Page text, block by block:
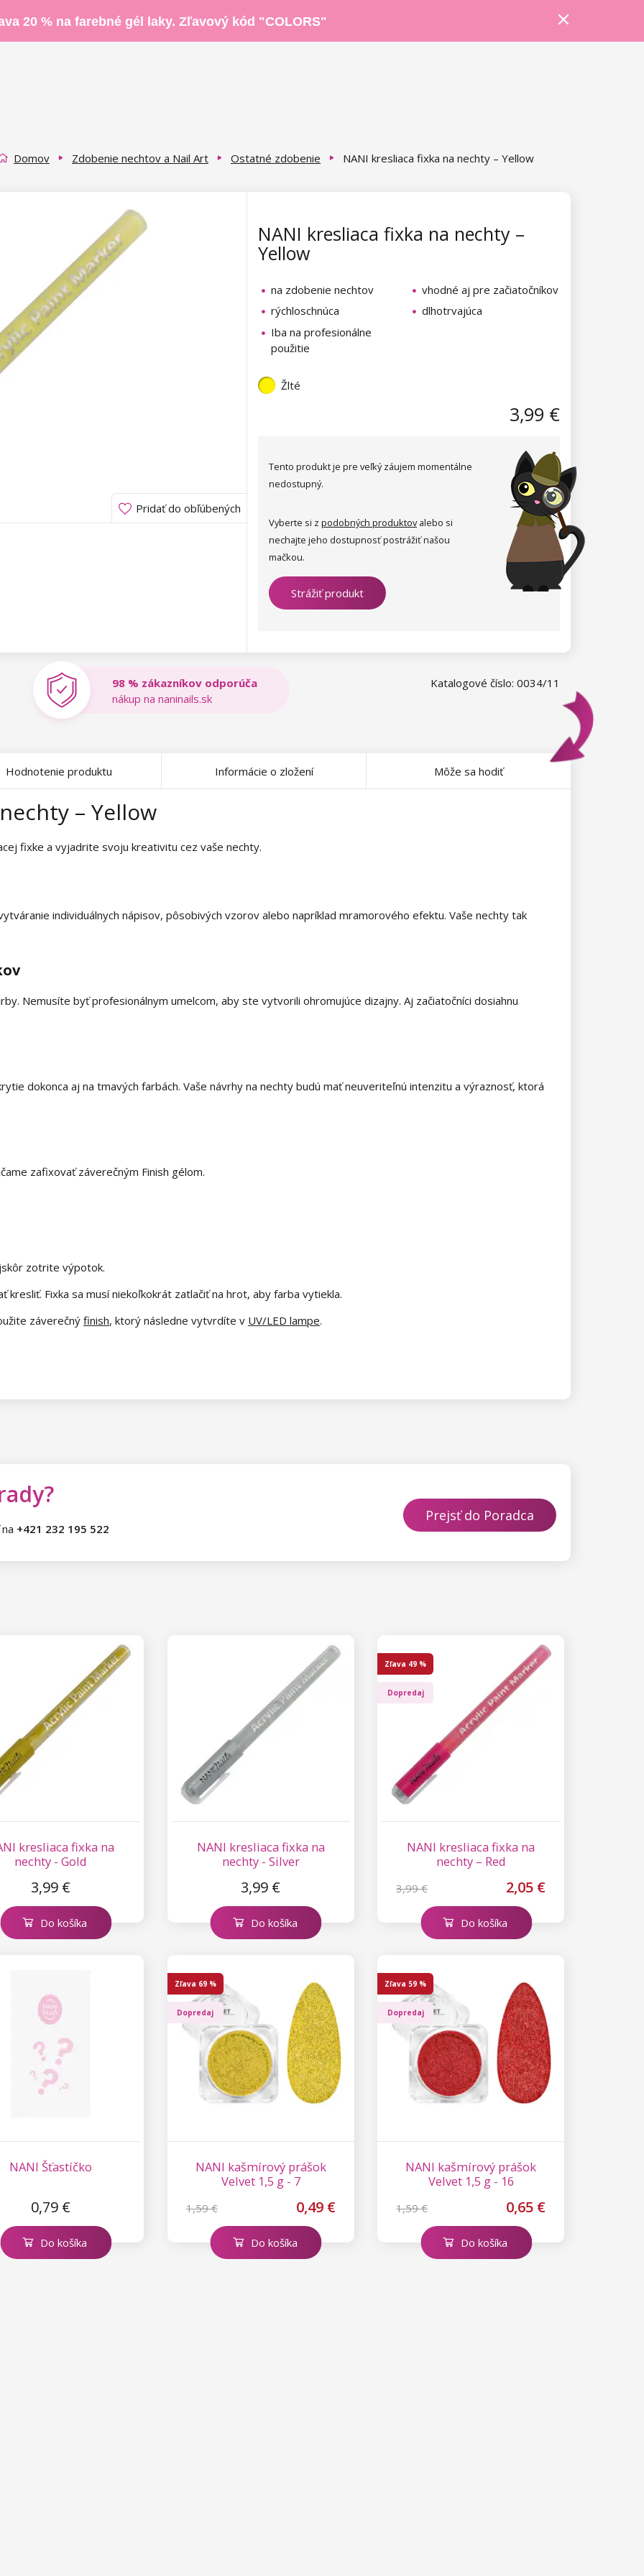
20 % na farebné gél laky. Zľavový kód "COLORS"
Domov Zdobenie nechtov a Nail Art Ostatné zdobenie NANI kresliaca fixka na nechty – Yellow
Pridať do obľúbených
NANI kresliaca fixka na nechty –
Yellow
na zdobenie nechtov
vhodné aj pre začiatočníkov
rýchloschnúca
dlhotrvajúca
Iba na profesionálne
použitie
Žlté
3,99 €
Tento produkt je pre veľký záujem momentálne
nedostupný.
Vyberte si z podobných produktovalebo si
nechajte jeho dostupnosť postrážiť našou
mačkou.
Strážiť produkt
Katalogové číslo: 0034/11
98 % zákazníkov odporúča
nákup na naninails.sk
– Yellow
fixke a vyjadrite svoju kreativitu cez vaše nechty.
individuálnych nápisov, pôsobivých vzorov alebo napríklad mramorového efektu. Vaše nechty tak
Nemusíte byť profesionálnym umelcom, aby ste vytvorili ohromujúce dizajny. Aj začiatočníci dosiahnu
dokonca aj na tmavých farbách. Vaše návrhy na nechty budú mať neuveriteľnú intenzitu a výraznosť, ktorá
zafixovať záverečným Finish gélom.
zotrite výpotok.
Fixka sa musí niekoľkokrát zatlačiť na hrot, aby farba vytiekla.
záverečný finish, ktorý následne vytvrdíte v UV/LED lampe.
Hodnotenie produktu Informácie o zložení Môže sa hodiť
+421 232 195 522
Prejsť do Poradca
kresliaca fixka na
nechty - Gold
3,99 €
Do košíka
NANI kresliaca fixka na
nechty - Silver
3,99 €
Do košíka
NANI kresliaca fixka na
nechty – Red
3,99 € 2,05 €
Zľava 49 %
Dopredaj
Do košíka
NANI Šťastíčko
0,79 €
Do košíka
NANI kašmírový prášok
Velvet 1,5 g - 7
1,59 € 0,49 €
Zľava 69 %
Dopredaj
Do košíka
NANI kašmírový prášok
Velvet 1,5 g - 16
1,59 € 0,65 €
Zľava 59 %
Dopredaj
Do košíka